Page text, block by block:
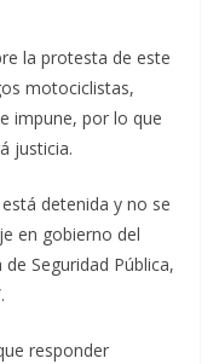
la protesta de este
motociclistas,
impune, por lo que
justicia.
detenida y no se
en gobierno del
Seguridad Pública,
responder